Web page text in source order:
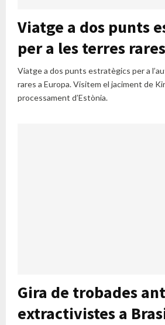
Viatge a dos punts
per a les terres
Viatge a dos punts estratègics per a
rares a Europa. Visitem el jaciment de
processament d’Estònia.
Gira de trobades
extractivistes a